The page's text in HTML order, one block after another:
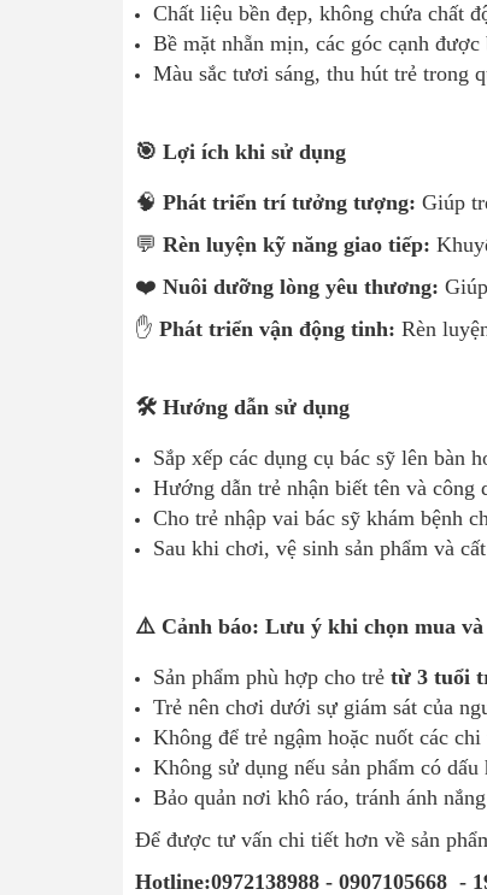
Chất liệu bền đẹp, không chứa chất
Bề mặt nhẵn mịn, các góc cạnh được
Màu sắc tươi sáng, thu hút trẻ trong
🎯 Lợi ích khi sử dụng
🧠 Phát triển trí tưởng tượng: Giúp
💬 Rèn luyện kỹ năng giao tiếp:
❤️ Nuôi dưỡng lòng yêu thương:
✋ Phát triển vận động tinh: Rèn
🛠️ Hướng dẫn sử dụng
Sắp xếp các dụng cụ bác sỹ lên bàn
Hướng dẫn trẻ nhận biết tên và công
Cho trẻ nhập vai bác sỹ khám bệnh
Sau khi chơi, vệ sinh sản phẩm và
⚠️ Cảnh báo: Lưu ý khi chọn mua và
Sản phẩm phù hợp cho trẻ từ 3 tuổi
Trẻ nên chơi dưới sự giám sát của
Không để trẻ ngậm hoặc nuốt các
Không sử dụng nếu sản phẩm có
Bảo quản nơi khô ráo, tránh ánh
Để được tư vấn chi tiết hơn về sản
Hotline:0972138988 - 0907105668 -